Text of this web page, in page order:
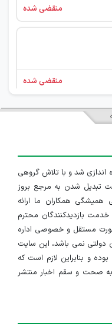
منقضی شده
منقضی شده
منقضی شده
منقضی شده
ایران استخدام در تاریخ ۱۳۹۱/۱/۱۰ راه اندازی شد و با تلاش گروهی
تبدیل شدن به مرجع بروز
همکاران ما ارائه
بازدیدکنندگان محترم
مستقل و خصوصی اداره
دولتی نمی باشد، این سایت
و بنابراین لازم است که
صحت و سقم اخبار منتشر